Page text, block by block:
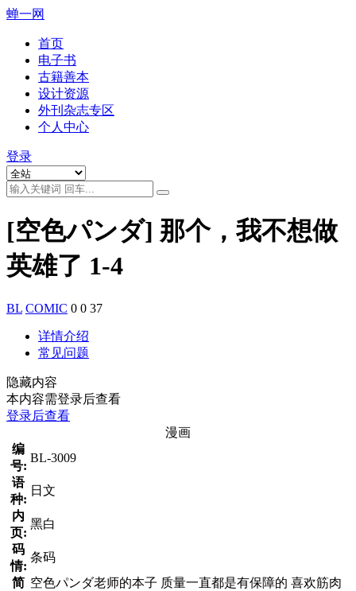
蝉一网
首页
电子书
古籍善本
设计资源
外刊杂志专区
个人中心
登录
[空色パンダ] 那个，我不想做
英雄了 1-4
BL COMIC 0 0 37
详情介绍
常见问题
隐藏内容
本内容需登录后查看
登录后查看
漫画
编
号:
BL-3009
语
种:
日文
内
页:
黑白
码
情:
条码
简 空色パンダ老师的本子 质量一直都是有保障的 喜欢筋肉